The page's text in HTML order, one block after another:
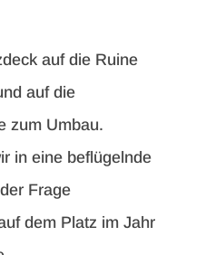
auf die Ruine
auf die
zum Umbau.
in eine beflügelnde
Frage
dem Platz im Jahr